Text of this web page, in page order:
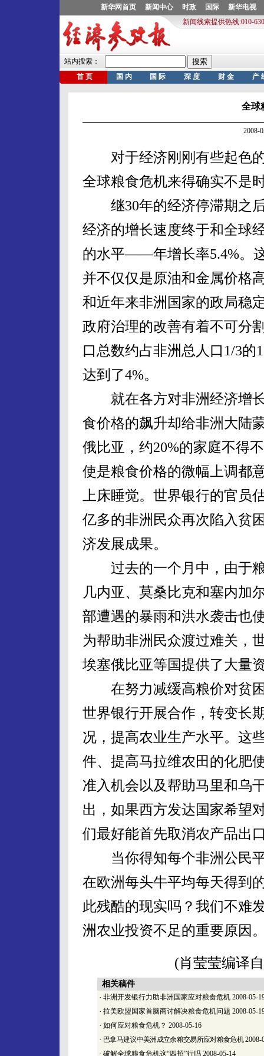
全球
2008-
对于经济刚刚有些起色的
全球粮食危机来得确实不是
继30年的经济停滞期之后
经济的增长速度终于和全球
的水平——年增长率5.4%。
并不仅仅是原油和金属价格
和近年来非洲国家的政局稳
政府治理的改善有着不可分
口总数约占非洲总人口1/3
达到了4%。
就在各方对非洲经济增长
食价格的飙升却给非洲大陆
俄比亚，约20%的家庭不得
使是粮食价格的微幅上调都
上床睡觉。世界银行的官员
亿多的非洲民众再次陷入贫
济发展成果。
过去的一个月中，由于粮
几内亚、莫桑比克和塞内加
部遭遇的暴雨和洪水袭击也
为帮助非洲民众渡过难关，
埃塞俄比亚等国提供了大量
在努力减缓高粮价对贫困
世界银行开展合作，转变长
况，提高农业生产水平。这
件、提高马拉维农田的化肥
准入机会以及帮助马里和乌
出，如果西方发达国家希望
们最好能首先取消农产品出
当你得知每个非洲公民平
在欧洲每头牛平均每天得到
此残酷的现实吗？我们不难
洲农业投资不足的重要原因
(肖莹莹编译
相关稿件
· 非洲开发银行力助非洲国家应对粮食危机 2008-05-
· 拉美欧盟国家首脑商讨解决粮食危机问题 2008-05-
· 如何应对粮食危机？ 2008-05-16
· 巴拿马建议中美洲成立余粮交易所应对粮食危机2008-
· 破解全球粮食危机这“四招”行吗 2008-05-14